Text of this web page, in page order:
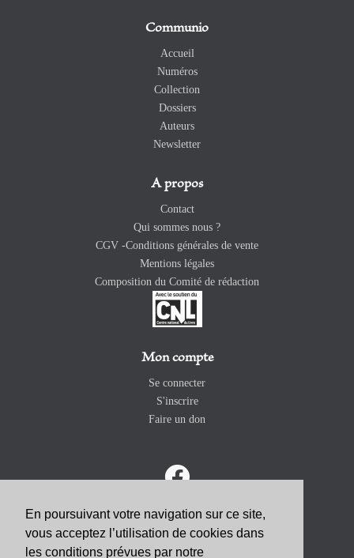
En poursuivant votre navigation sur ce site,
vous acceptez l’utilisation de cookies dans
les conditions prévues par notre
Communio
Accueil
Numéros
Collection
Dossiers
Auteurs
Newsletter
A propos
Contact
Qui sommes nous ?
CGV -Conditions générales de vente
Mentions légales
Composition du Comité de rédaction
Mon compte
Se connecter
S'inscrire
Faire un don
ABONNEZ-VOUS